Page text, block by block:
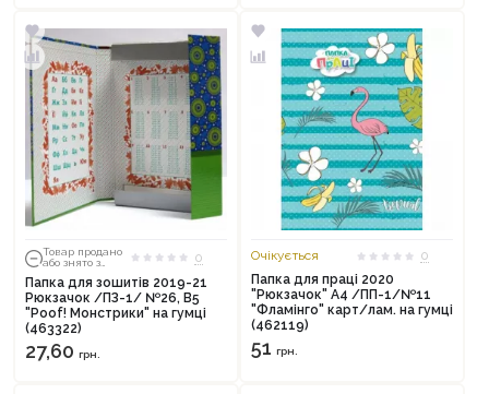
Товар продано
або знято з
0
Папка для зошитів 2019-21
Рюкзачок /ПЗ-1/ №26, В5
"Poof! Монстрики" на гумці
(463322)
27,60 грн.
Очікується
0
Папка для праці 2020
"Рюкзачок" А4 /ПП-1/№11
"Фламінго" карт/лам. на гумці
(462119)
51 грн.